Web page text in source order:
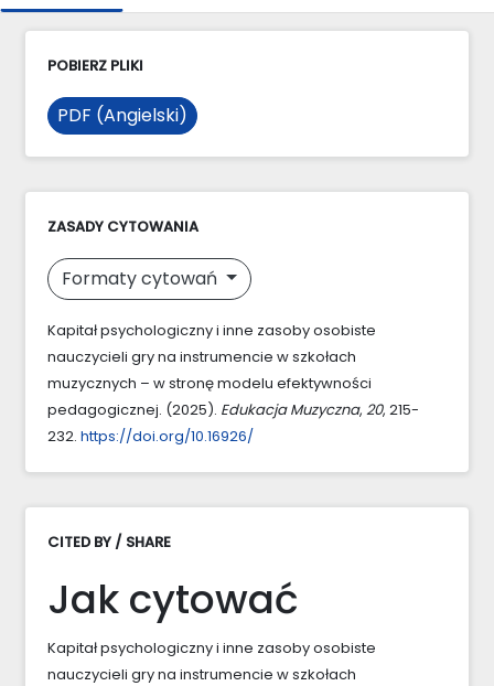
POBIERZ PLIKI
PDF (Angielski)
ZASADY CYTOWANIA
Formaty cytowań
Kapitał psychologiczny i inne zasoby osobiste
nauczycieli gry na instrumencie w szkołach
muzycznych – w stronę modelu efektywności
pedagogicznej. (2025). Edukacja Muzyczna, 20, 215-
232. https://doi.org/10.16926/
CITED BY / SHARE
Jak cytować
Kapitał psychologiczny i inne zasoby osobiste
nauczycieli gry na instrumencie w szkołach